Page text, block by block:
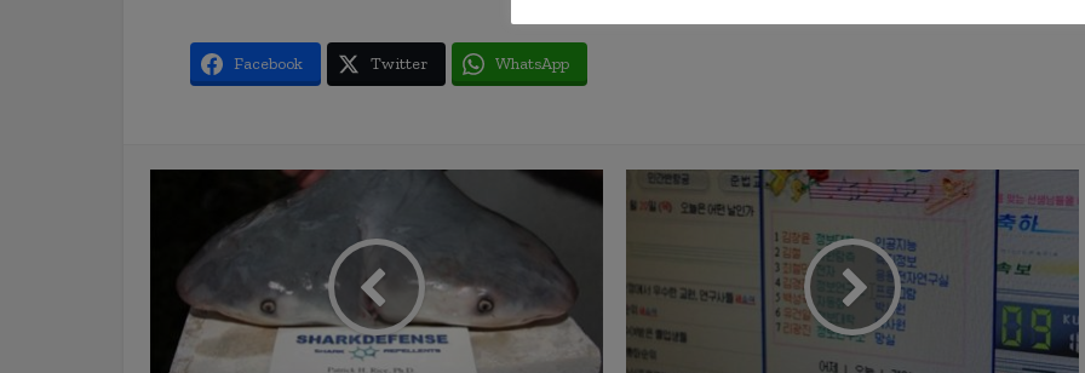
Facebook Twitter WhatsApp